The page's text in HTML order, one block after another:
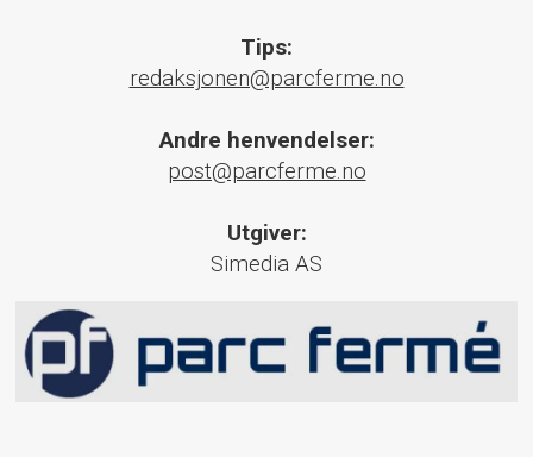
Tips:
redaksjonen@parcferme.no
Andre henvendelser:
post@parcferme.no
Utgiver:
Simedia AS